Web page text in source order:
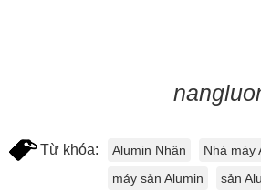
Từ khóa: Alumin Nhân
Nhà máy
máy sản Alumin
sản